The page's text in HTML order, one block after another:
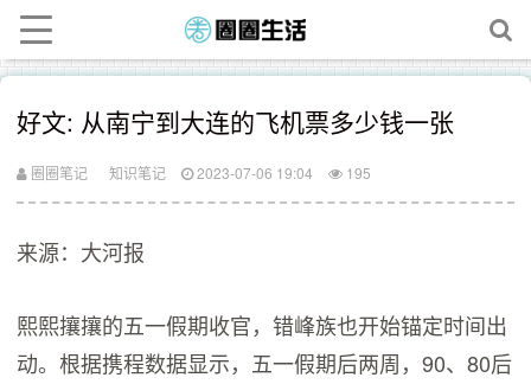
好文: 从南宁到大连的飞机票多少钱一张
圈圈笔记 知识笔记 2023-07-06 19:04 195
来源：大河报
熙熙攘攘的五一假期收官，错峰族也开始锚定时间出
动。根据携程数据显示，五一假期后两周，90、80后